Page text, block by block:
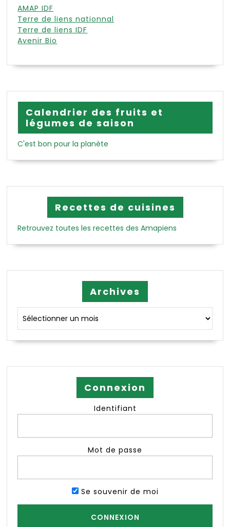
AMAP IDF
Terre de liens nationnal
Terre de liens IDF
Avenir Bio
Calendrier des fruits et
légumes de saison
C'est bon pour la planète
Recettes de cuisines
Retrouvez toutes les recettes des Amapiens
Archives
Connexion
Identifiant
Mot de passe
Se souvenir de moi